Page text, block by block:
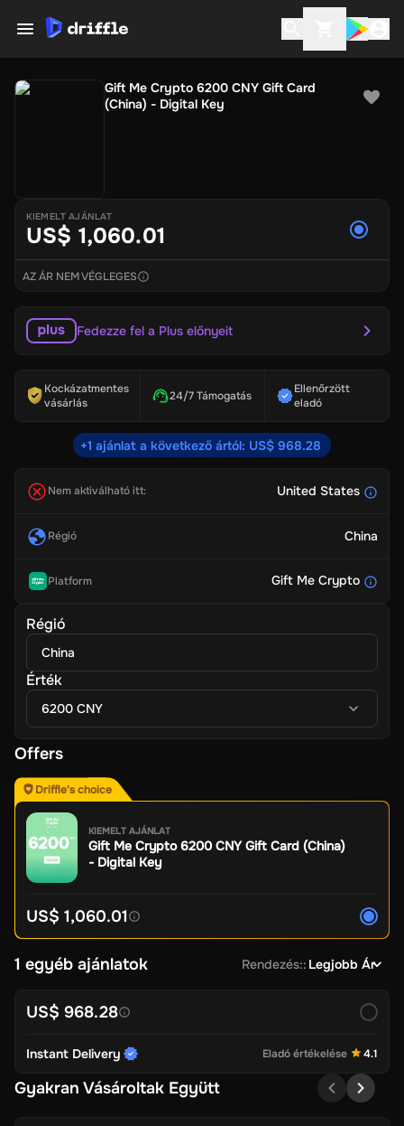
Gift Me Crypto 6200 CNY Gift Card
(China) - Digital Key
KIEMELT AJÁNLAT
US$ 1,060.01
AZ ÁR NEM VÉGLEGES
Fedezze fel a Plus előnyeit
Kockázatmentes
vásárlás
24/7 Támogatás
Ellenőrzött
eladó
+1 ajánlat a következő ártól: US$ 968.28
Nem aktiválható itt: United States
Régió China
Platform Gift Me Crypto
Régió
China
Érték
6200 CNY
Offers
Driffle's choice
KIEMELT AJÁNLAT
Gift Me Crypto 6200 CNY Gift Card (China)
- Digital Key
US$ 1,060.01
1 egyéb ajánlatok Rendezés:: Legjobb Ár
US$ 968.28
Instant Delivery Eladó értékelése 4.1
Gyakran Vásároltak Együtt